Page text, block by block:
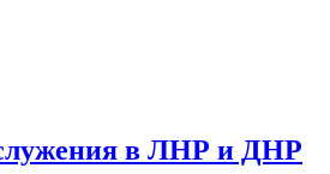
в ЛНР и ДНР